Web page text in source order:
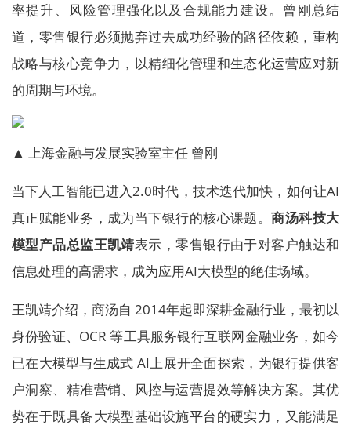
率提升、风险管理强化以及合规能力建设。曾刚总结
道，零售银行必须抛弃过去成功经验的路径依赖，重构
战略与核心竞争力，以精细化管理和生态化运营应对新
的周期与环境。
▲ 上海金融与发展实验室主任 曾刚
当下人工智能已进入2.0时代，技术迭代加快，如何让AI
真正赋能业务，成为当下银行的核心课题。商汤科技大
模型产品总监王凯靖表示，零售银行由于对客户触达和
信息处理的高需求，成为应用AI大模型的绝佳场域。
王凯靖介绍，商汤自 2014年起即深耕金融行业，最初以
身份验证、OCR 等工具服务银行互联网金融业务，如今
已在大模型与生成式 AI上展开全面探索，为银行提供客
户洞察、精准营销、风控与运营提效等解决方案。其优
势在于既具备大模型基础设施平台的硬实力，又能满足